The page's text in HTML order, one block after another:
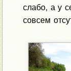
слабо, а у
совсем